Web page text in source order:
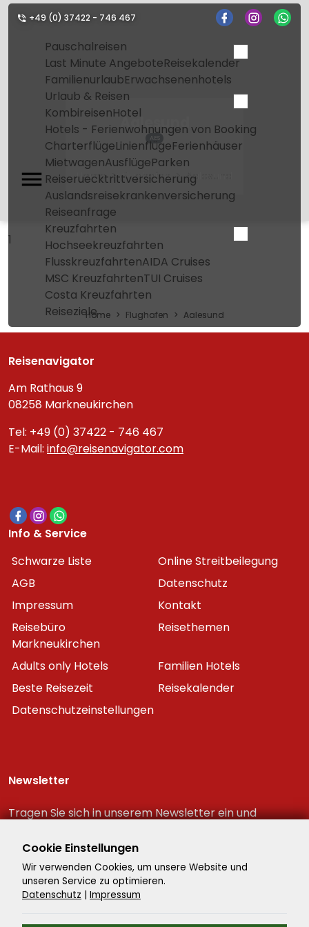
+49 (0) 37422 - 746 467
Pauschalreisen
Last Minute AngeboteReisekalender
FamilienurlaubErwachsenenhotels
Urlaub & Reisen
KombireisenHotel
Hotels - Ferienwohnungen von Booking
CharterflügeLinienflügeFerienhäuser
MietwagenAusflügeParken
Reiseruecktrittversicherung
Auslandsreisekrankenversicherung
Reiseanfrage
Kreuzfahrten
Hochseekreuzfahrten
FlusskreuzfahrtenAIDA Cruises
MSC KreuzfahrtenTUI Cruises
Costa Kreuzfahrten
Reiseziele
Aalesund
AES
Home Flughafen Aalesund
1
Home Flughafen Aalesund
Reisenavigator
Am Rathaus 9
08258 Markneukirchen
Tel: +49 (0) 37422 - 746 467
E-Mail: info@reisenavigator.com
Info & Service
Schwarze Liste
Online Streitbeilegung
AGB
Datenschutz
Impressum
Kontakt
Reisebüro
Markneukirchen
Reisethemen
Adults only Hotels
Familien Hotels
Beste Reisezeit
Reisekalender
Datenschutzeinstellungen
Newsletter
Tragen Sie sich in unserem Newsletter ein und
Reiseschnäppchen!
Cookie Einstellungen
Wir verwenden Cookies, um unsere Website und
unseren Service zu optimieren.
Datenschutz | Impressum